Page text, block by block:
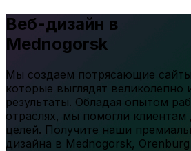
Веб-дизайн в
Mednogorsk
Мы создаем потрясающие
которые выглядят великолепно
результаты. Обладая опытом
отраслях, мы помогли клиентам
целей. Получите наши
дизайна в Mednogorsk,